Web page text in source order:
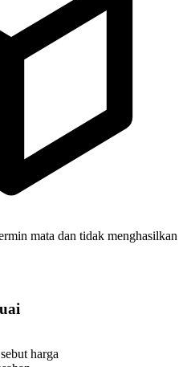
mata dan tidak menghasilkan
harga